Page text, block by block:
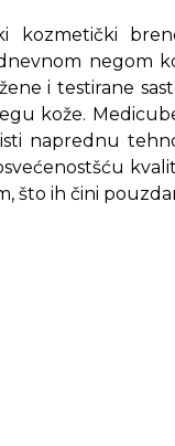
kozmetički
negom
i testirane
kože.
naprednu
što ih čini